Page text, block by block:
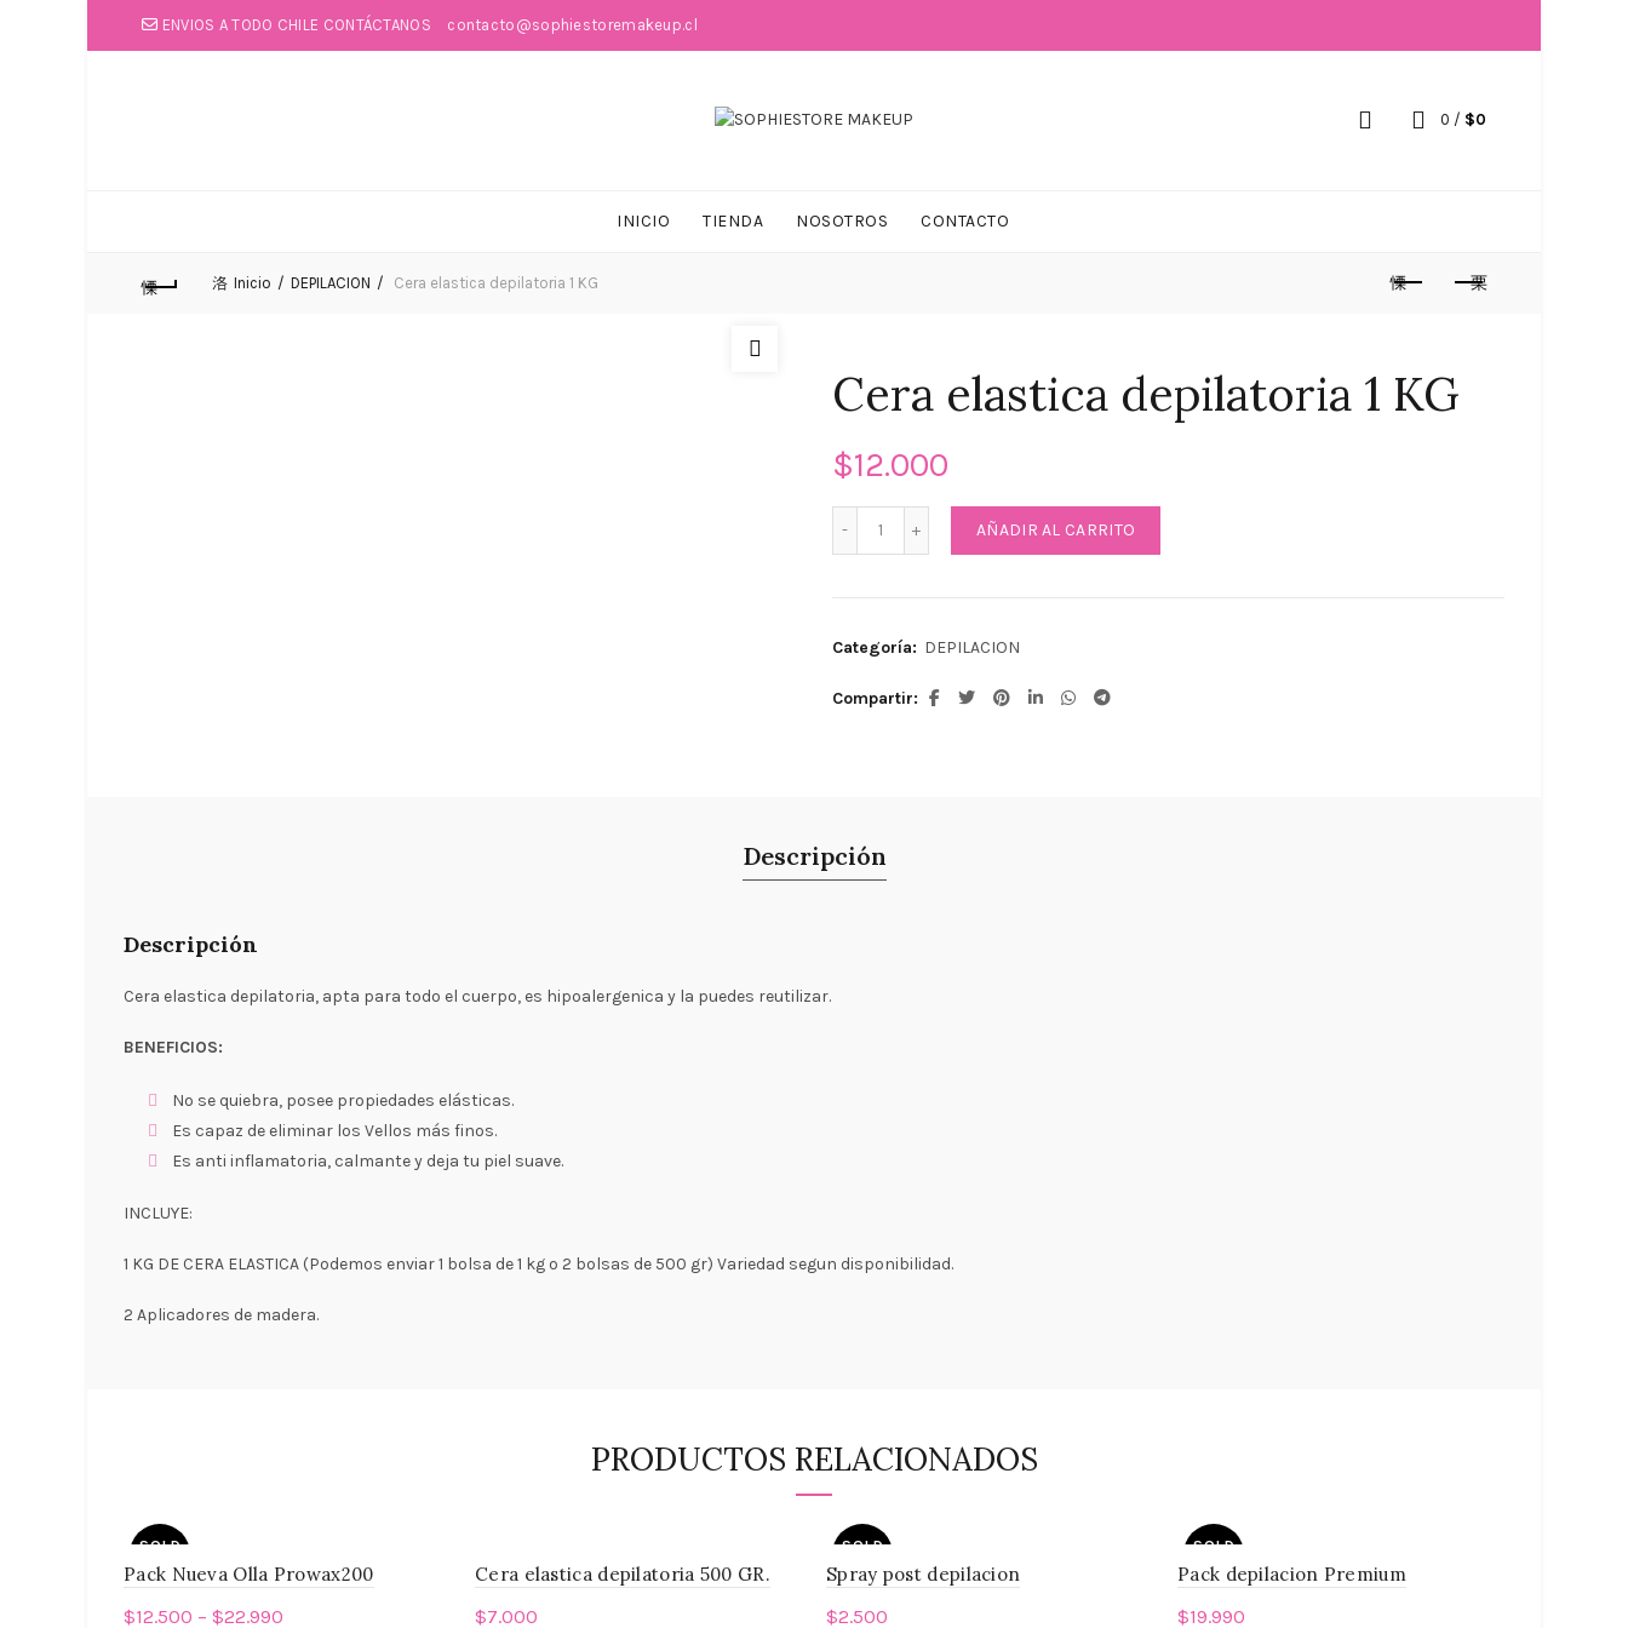
ENVIOS A TODO CHILE CONTÁCTANOS contacto@sophiestoremakeup.cl
0 / $0
INICIO TIENDA NOSOTROS CONTACTO
Inicio DEPILACION Cera elastica depilatoria 1 KG
Cera elastica depilatoria 1 KG
$12.000
Cera elastica depilatoria 1 KG cantidad
AÑADIR AL CARRITO
Categoría: DEPILACION
Compartir
Descripción
Descripción
Cera elastica depilatoria, apta para todo el cuerpo, es hipoalergenica y la puedes reutilizar.
BENEFICIOS:
No se quiebra, posee propiedades elásticas.
Es capaz de eliminar los Vellos más finos.
Es anti inflamatoria, calmante y deja tu piel suave.
INCLUYE:
1 KG DE CERA ELASTICA (Podemos enviar 1 bolsa de 1 kg o 2 bolsas de 500 gr) Variedad segun disponibilidad.
2 Aplicadores de madera.
PRODUCTOS RELACIONADOS
SOLD
OUT
Pack Nueva Olla Prowax200
$12.500 – $22.990
Cera elastica depilatoria 500 GR.
$7.000
SOLD
Spray post depilacion
$2.500
SOLD
OUT
Pack depilacion Premium
$19.990